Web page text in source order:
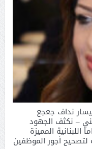
نداف جعجع
– نكثف الجهود
العالم 2026 – الدراما اللبنانية المميزة
أجور الموظفين